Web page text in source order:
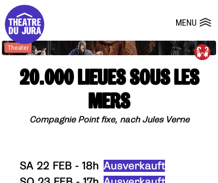
MENU
Presse Dépôts de dossiers
Theater
20.000 LIEUES SOUS LES
MERS
Compagnie Point fixe, nach Jules Verne
SA 22 FEB - 18h Ausverkauft